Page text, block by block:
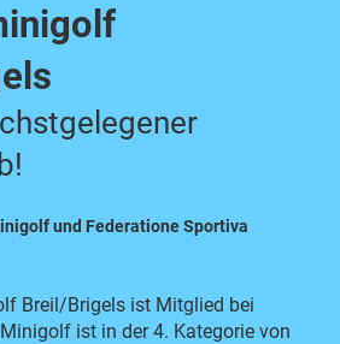
und Federatione Sportiva
Breil/Brigels ist Mitglied bei
Minigolf ist in der 4. Kategorie von